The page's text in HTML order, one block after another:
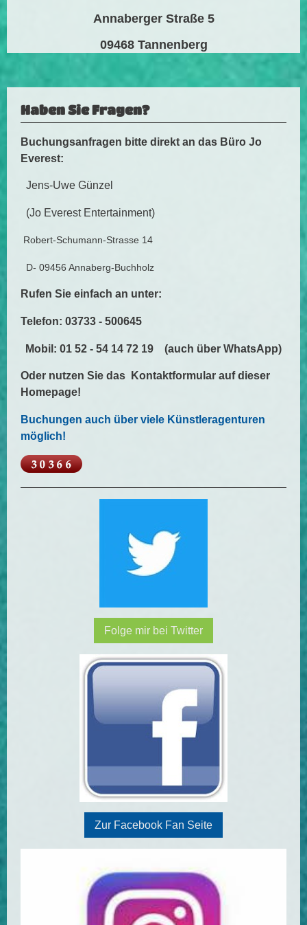
Annaberger Straße 5
09468 Tannenberg
Haben Sie Fragen?
Buchungsanfragen bitte direkt an das Büro Jo
Everest:
Jens-Uwe Günzel
(Jo Everest Entertainment)
Robert-Schumann-Strasse 14
D- 09456 Annaberg-Buchholz
Rufen Sie einfach an unter:
Telefon: 03733 - 500645
Mobil: 01 52 - 54 14 72 19 (auch über WhatsApp)
Oder nutzen Sie das Kontaktformular auf dieser
Homepage!
Buchungen auch über viele Künstleragenturen
möglich!
Folge mir bei Twitter
Zur Facebook Fan Seite